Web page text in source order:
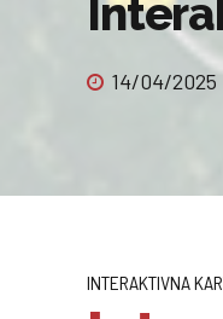
14/04/2025
INTERAKTIVNA